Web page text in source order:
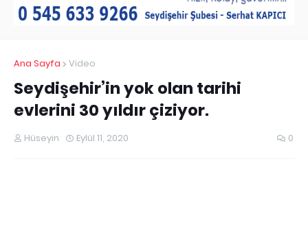
Ana Sayfa Video
Seydişehir’in yok olan tarihi
evlerini 30 yıldır çiziyor.
Hüseyin Eylül 11, 2020 0